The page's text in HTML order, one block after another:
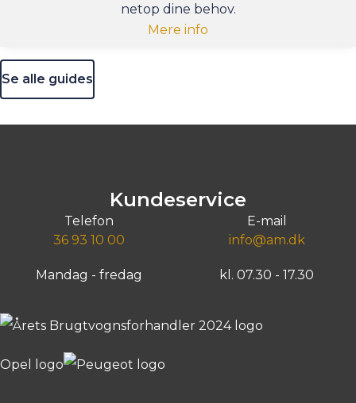
netop dine behov.
Mere info
Se alle guides
Kundeservice
Telefon
36 93 10 00
E-mail
info@am.dk
Mandag - fredag kl. 07.30 - 17.30